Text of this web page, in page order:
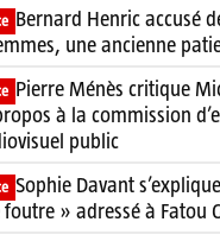
Bernard Henric accusé
une ancienne
Pierre Ménès critique
à la commission
public
Sophie Davant
» adressé à Fatou